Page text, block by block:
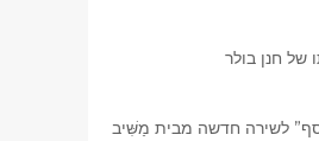
של חנן בולר
לשירה חדשה מבית מַשִּׁיב